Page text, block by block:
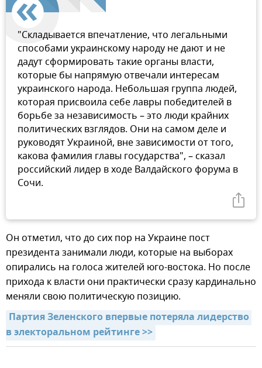
"Складывается впечатление, что легальными
способами украинскому народу не дают и не
дадут сформировать такие органы власти,
которые бы напрямую отвечали интересам
украинского народа. Небольшая группа людей,
которая присвоила себе лавры победителей в
борьбе за независимость – это люди крайних
политических взглядов. Они на самом деле и
руководят Украиной, вне зависимости от того,
какова фамилия главы государства", – сказал
российский лидер в ходе Валдайского форума в
Сочи.
Он отметил, что до сих пор на Украине пост
президента занимали люди, которые на выборах
опирались на голоса жителей юго-востока. Но после
прихода к власти они практически сразу кардинально
меняли свою политическую позицию.
Партия Зеленского впервые потеряла лидерство
в электоральном рейтинге >>